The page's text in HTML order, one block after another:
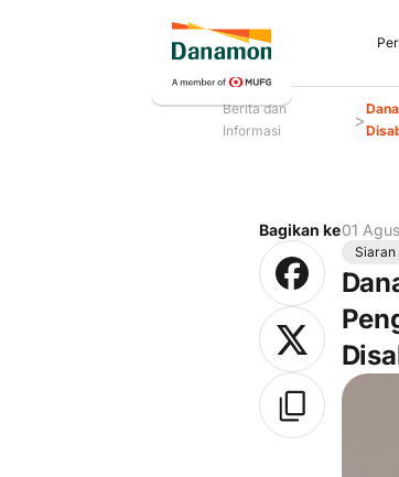
Berita dan
Informasi
>
Bagikan ke01
Siaran